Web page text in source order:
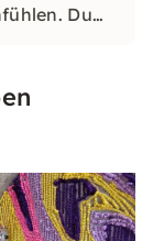
Du